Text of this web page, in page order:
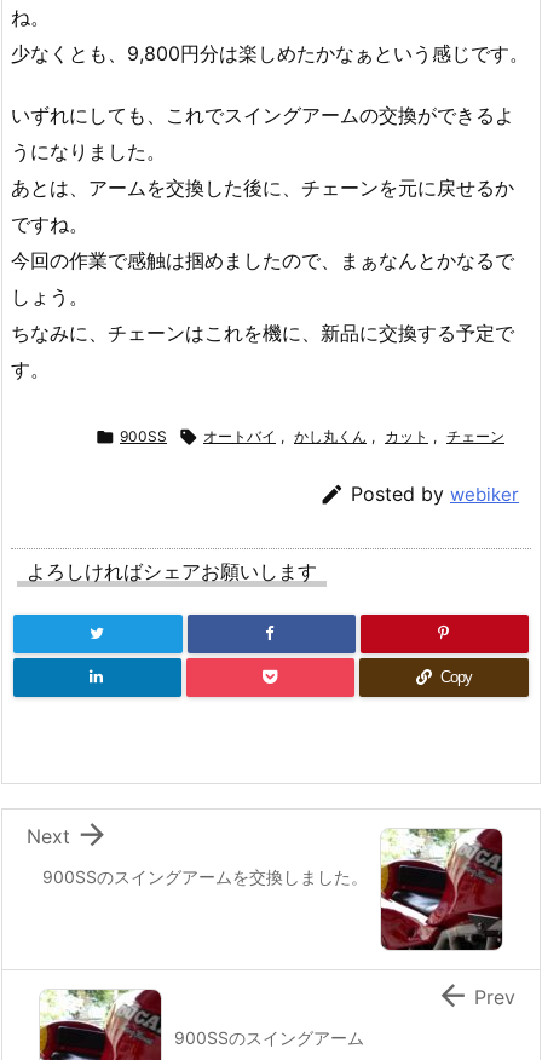
ね。
少なくとも、9,800円分は楽しめたかなぁという感じです。
いずれにしても、これでスイングアームの交換ができるよ
うになりました。
あとは、アームを交換した後に、チェーンを元に戻せるか
ですね。
今回の作業で感触は掴めましたので、まぁなんとかなるで
しょう。
ちなみに、チェーンはこれを機に、新品に交換する予定で
す。
 900SS  オートバイ , かし丸くん , カット , チェーン
 Posted by webiker
よろしければシェアお願いします
Copy
900SSのスイングアームを交換しました。

Next
900SSのスイングアーム
 Prev